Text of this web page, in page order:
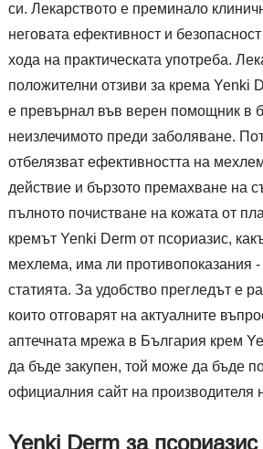
си. Лекарството е преминало
неговата ефективност и
хода на практическата употреба.
положителни отзиви за крема Yenki
е превърнал във верен помощник в
неизлечимото преди заболяване.
отбелязват ефективността на
действие и бързото премахване на
пълното почистване на кожата от
кремът Yenki Derm от псориазис,
мехлема, има ли противопоказания -
статията. За удобство прегледът е
които отговарят на актуалните
аптечната мрежа в България крем
да бъде закупен, той може да бъде
официалния сайт на производителя
Yenki Derm за псориазис